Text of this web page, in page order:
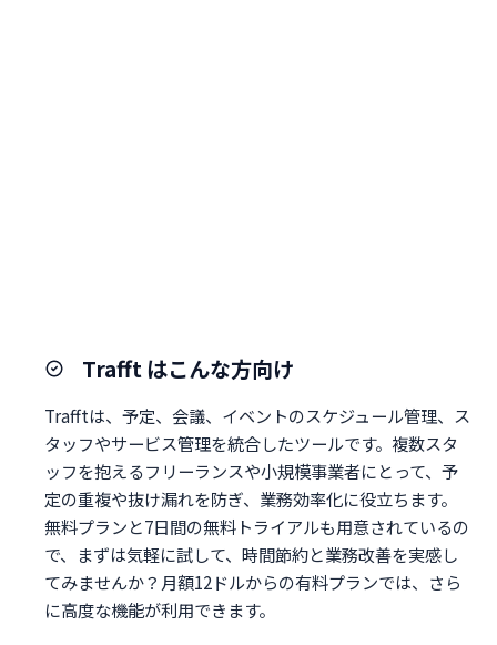
Trafft はこんな方向け
Trafftは、予定、会議、イベントのスケジュール管理、ス
タッフやサービス管理を統合したツールです。複数スタ
ッフを抱えるフリーランスや小規模事業者にとって、予
定の重複や抜け漏れを防ぎ、業務効率化に役立ちます。
無料プランと7日間の無料トライアルも用意されているの
で、まずは気軽に試して、時間節約と業務改善を実感し
てみませんか？月額12ドルからの有料プランでは、さら
に高度な機能が利用できます。